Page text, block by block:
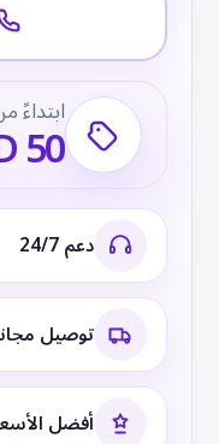
ابتداءً
50
دعم 24/7
توصيل
أفضل